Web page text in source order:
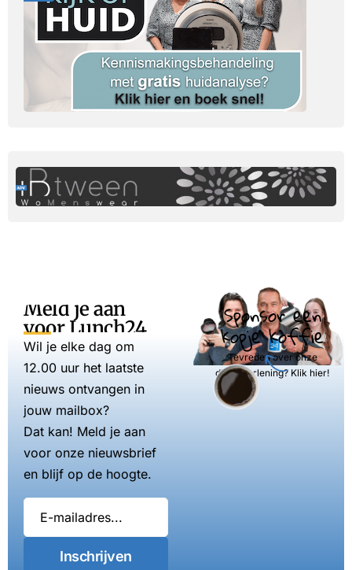
Meld je aan
voor Lunch24
Wil je elke dag om
12.00 uur het laatste
nieuws ontvangen in
jouw mailbox?
Dat kan! Meld je aan
voor onze nieuwsbrief
en blijf op de hoogte.
Inschrijven
Sponsor een
kopje koffie
Tevreden over onze
dienstverlening? Klik hier!